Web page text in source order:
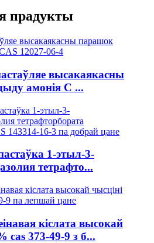
прадукты
высакаякасны
амонія C ...
1-этыл-3-
тетрафто...
кіслата высокай
cas 373-49-9 з б...